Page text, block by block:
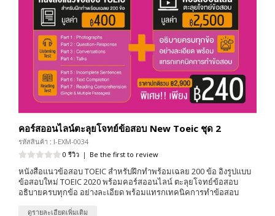
คอร์สออนไลน์ตะลุยโจทย์ข้อสอบ New Toeic ชุด 2
รหัสสินค้า : I-EXM-0034
0 รีวิว | Be the first to review
หนังสือแนวข้อสอบ TOEIC สำหรับฝึกทำพร้อมเฉลย 200 ข้อ อิงรูปแบบ
ข้อสอบใหม่ TOEIC 2020 พร้อมคอร์สออนไลน์ ตะลุยโจทย์ข้อสอบ
อธิบายครบทุกข้อ อย่างละเอียด พร้อมแทรกเทคนิคการทำข้อสอบ
ดูรายละเอียดเพิ่มเติม